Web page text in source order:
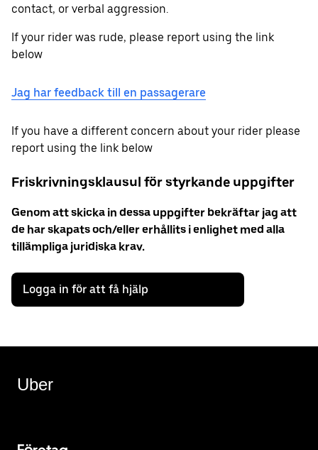
contact, or verbal aggression.
If your rider was rude, please report using the link
below
Jag har feedback till en passagerare
If you have a different concern about your rider please
report using the link below
Friskrivningsklausul för styrkande uppgifter
Genom att skicka in dessa uppgifter bekräftar jag att
de har skapats och/eller erhållits i enlighet med alla
tillämpliga juridiska krav.
Logga in för att få hjälp
Uber